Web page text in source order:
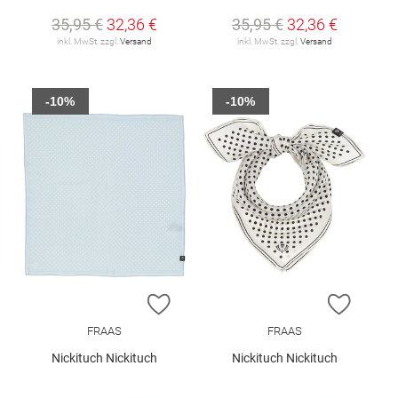
35,95 € 32,36 €
inkl. MwSt. zzgl.Versand
35,95 € 32,36 €
inkl. MwSt. zzgl.Versand
ZUR WUNSCHLISTE HINZUFÜGEN
FRAAS
Nickituch Nickituch
-10%
ZUR
FRAAS
Nickituch Nickituch
-10%